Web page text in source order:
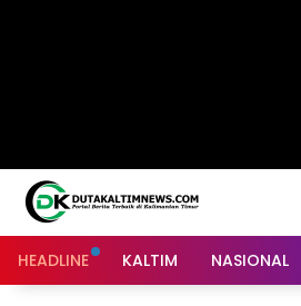
HEADLINE KALTIM NASIONAL